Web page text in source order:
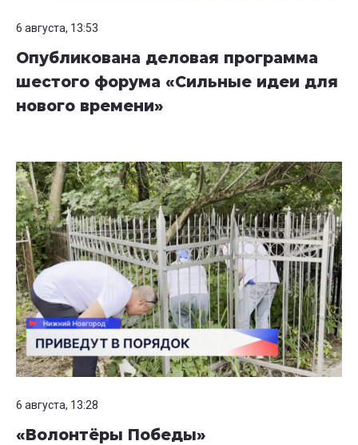
6 августа, 13:53
Опубликована деловая программа
шестого форума «Сильные идеи для
нового времени»
6 августа, 13:28
«Волонтёры Победы»